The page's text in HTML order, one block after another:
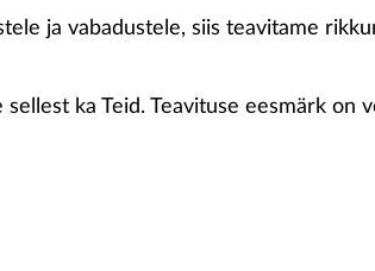
ja vabadustele, siis teavitame
ka Teid. Teavituse eesmärk on